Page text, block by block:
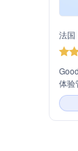
法国
体验
优
目标。